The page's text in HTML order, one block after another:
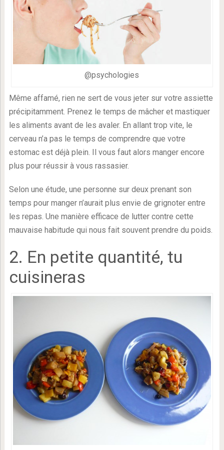
@psychologies
Même affamé, rien ne sert de vous jeter sur votre assiette
précipitamment. Prenez le temps de mâcher et mastiquer
les aliments avant de les avaler. En allant trop vite, le
cerveau n’a pas le temps de comprendre que votre
estomac est déjà plein. Il vous faut alors manger encore
plus pour réussir à vous rassasier.
Selon une étude, une personne sur deux prenant son
temps pour manger n’aurait plus envie de grignoter entre
les repas. Une manière efficace de lutter contre cette
mauvaise habitude qui nous fait souvent prendre du poids.
2. En petite quantité, tu
cuisineras